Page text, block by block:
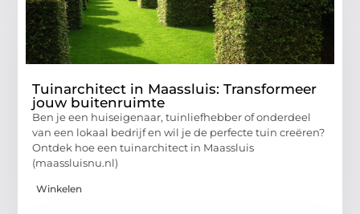
Tuinarchitect in Maassluis: Transformeer
jouw buitenruimte
Ben je een huiseigenaar, tuinliefhebber of onderdeel
van een lokaal bedrijf en wil je de perfecte tuin creëren?
Ontdek hoe een tuinarchitect in Maassluis
(maassluisnu.nl)
Winkelen